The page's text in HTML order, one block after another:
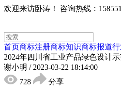
欢迎来访卧涛！ 咨询热线：
首页商标注册商标知识商标报道
2024年四川省工业产品绿色设计
谢小明 / 2023-03-22 18:14:00
728
分享